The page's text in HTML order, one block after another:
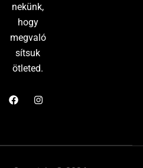
nekünk,
hogy
megvaló
sítsuk
ötleted.